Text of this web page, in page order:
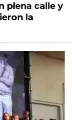
plena calle y
la